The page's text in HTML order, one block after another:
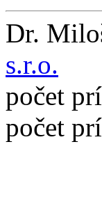
Dr.
s.r.o.
počet
počet